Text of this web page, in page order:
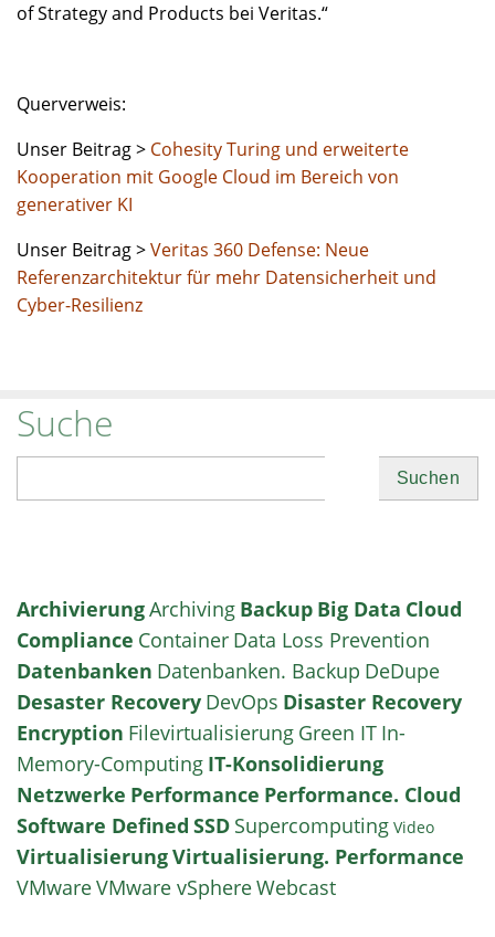
of Strategy and Products bei Veritas.“
Querverweis:
Unser Beitrag > Cohesity Turing und erweiterte
Kooperation mit Google Cloud im Bereich von
generativer KI
Unser Beitrag >Veritas 360 Defense: Neue
Referenzarchitektur für mehr Datensicherheit und
Cyber-Resilienz
Suche
ArchivierungArchiving Backup Big Data Cloud
Compliance Container Data Loss Prevention
Datenbanken Datenbanken. Backup DeDupe
Desaster Recovery DevOps Disaster Recovery
Encryption Filevirtualisierung Green IT In-
Memory-Computing IT-Konsolidierung
Netzwerke Performance Performance. Cloud
Software Defined SSD Supercomputing Video
VirtualisierungVirtualisierung. Performance
VMwareVMware vSphereWebcast